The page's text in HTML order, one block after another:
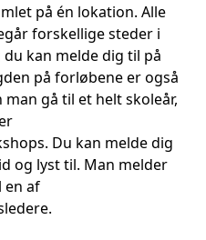
på én lokation. Alle
forskellige steder i
kan melde dig til på
på forløbene er også
gå til et helt skoleår,
Du kan melde dig
og lyst til. Man melder
en af